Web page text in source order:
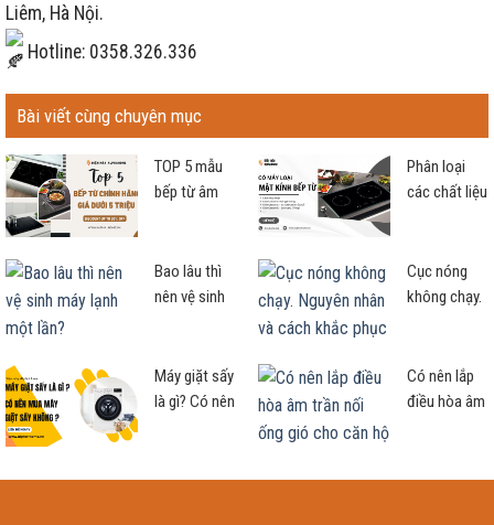
Liêm, Hà Nội.
Hotline: 0358.326.336
Bài viết cùng chuyên mục
TOP 5 mẫu
bếp từ âm
hãng, hiện
đại cho căn
Phân loại
các chất liệu
trên thị
trường hiện
Bao lâu thì
nên vệ sinh
Cục nóng
không chạy.
khắc phục
Máy giặt sấy
là gì? Có nên
không?
Có nên lắp
điều hòa âm
hộ chung